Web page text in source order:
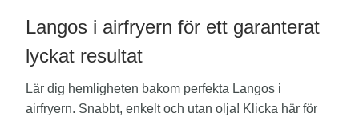
Langos i airfryern för ett garanterat
lyckat resultat
Lär dig hemligheten bakom perfekta Langos i
airfryern. Snabbt, enkelt och utan olja! Klicka här för